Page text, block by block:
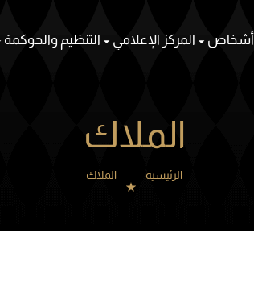
أشخاص المركز الإعلامي التنظيم والحوكمة
الملاك
الرئيسية الملاك